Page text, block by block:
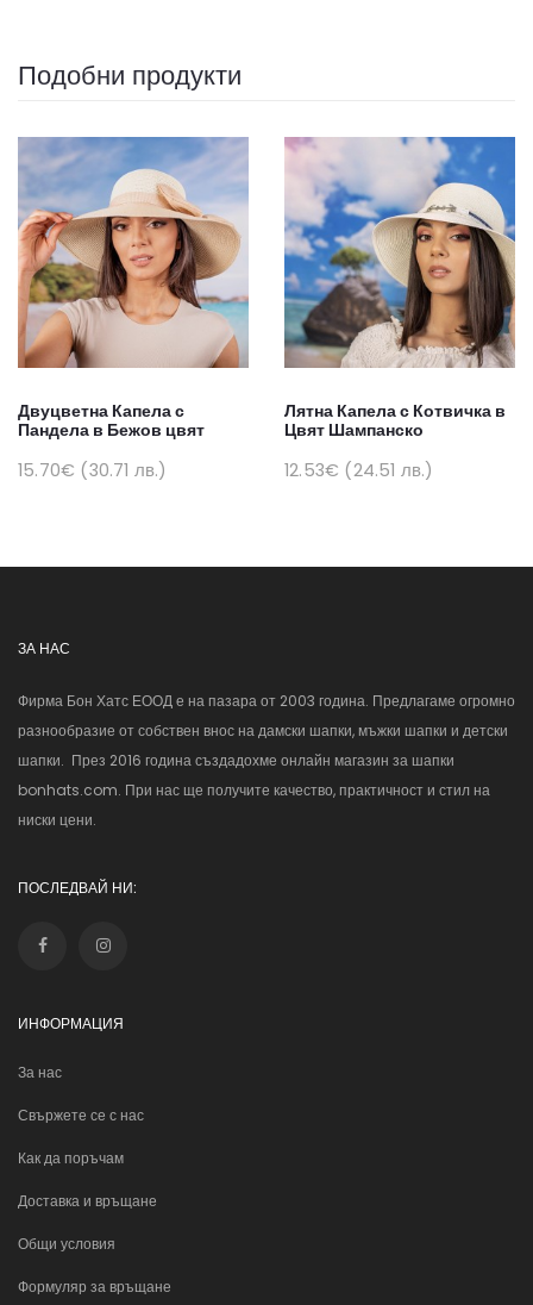
Подобни продукти
Двуцветна Капела с
Пандела в Бежов цвят
15.70€ (30.71 лв.)
Лятна Капела с Котвичка в
Цвят Шампанско
12.53€ (24.51 лв.)
ЗА НАС
Фирма Бон Хатс ЕООД е на пазара от 2003 година. Предлагаме огромно
разнообразие от собствен внос на дамски шапки, мъжки шапки и детски
шапки. През 2016 година създадохме онлайн магазин за шапки
bonhats.com. При нас ще получите качество, практичност и стил на
ниски цени.
ПОСЛЕДВАЙ НИ:
ИНФОРМАЦИЯ
За нас
Свържете се с нас
Как да поръчам
Доставка и връщане
Общи условия
Формуляр за връщане